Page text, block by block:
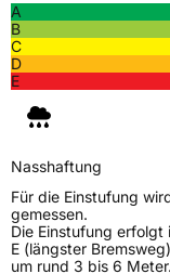
A
B
C
D
E
Nasshaftung
Für die Einstufung
gemessen.
Die Einstufung erfolgt
E (längster
um rund 3 bis 6 Meter.